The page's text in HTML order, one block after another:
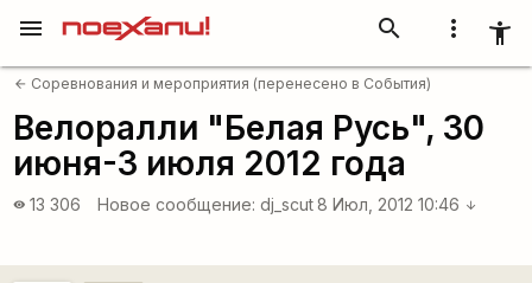
more_vert accessibility_new
search
menu
arrow_back Соревнования и мероприятия (перенесено в События)
Велоралли "Белая Русь", 30
июня-3 июля 2012 года
visibility 13 306 Новое сообщение: dj_scut 8 Июл, 2012 10:46 arrow_downward